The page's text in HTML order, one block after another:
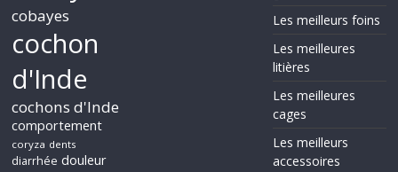
cobayes
cochon
d'Inde
cochons d'Inde
comportement
coryza dents
diarrhée douleur
Les meilleurs foins
Les meilleures
litières
Les meilleures
cages
Les meilleurs
accessoires